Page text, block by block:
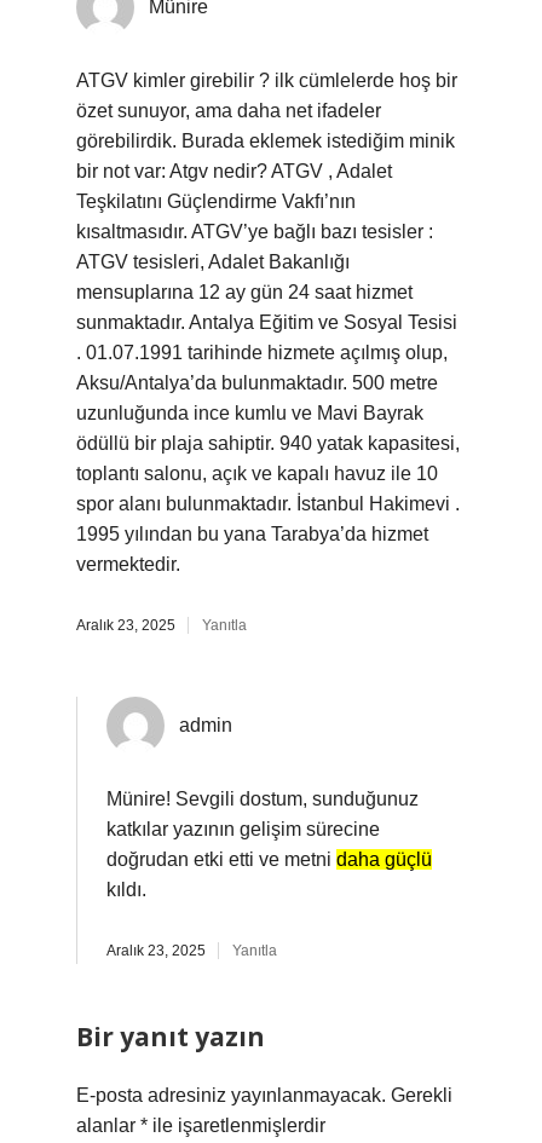
Münire
ATGV kimler girebilir ? ilk cümlelerde hoş bir
özet sunuyor, ama daha net ifadeler
görebilirdik. Burada eklemek istediğim minik
bir not var: Atgv nedir? ATGV , Adalet
Teşkilatını Güçlendirme Vakfı’nın
kısaltmasıdır. ATGV’ye bağlı bazı tesisler :
ATGV tesisleri, Adalet Bakanlığı
mensuplarına 12 ay gün 24 saat hizmet
sunmaktadır. Antalya Eğitim ve Sosyal Tesisi
. 01.07.1991 tarihinde hizmete açılmış olup,
Aksu/Antalya’da bulunmaktadır. 500 metre
uzunluğunda ince kumlu ve Mavi Bayrak
ödüllü bir plaja sahiptir. 940 yatak kapasitesi,
toplantı salonu, açık ve kapalı havuz ile 10
spor alanı bulunmaktadır. İstanbul Hakimevi .
1995 yılından bu yana Tarabya’da hizmet
vermektedir.
Aralık 23, 2025 Yanıtla
admin
Münire! Sevgili dostum, sunduğunuz
katkılar yazının gelişim sürecine
doğrudan etki etti ve metni daha güçlü
kıldı.
Aralık 23, 2025 Yanıtla
Bir yanıt yazın
E-posta adresiniz yayınlanmayacak. Gerekli
alanlar * ile işaretlenmişlerdir